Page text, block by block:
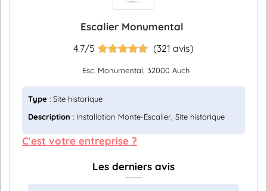
Escalier Monumental
4.7/5 (321 avis)
Esc. Monumental, 32000 Auch
Type : Site historique
Description : Installation Monte-Escalier, Site historique
C'est votre entreprise ?
Les derniers avis